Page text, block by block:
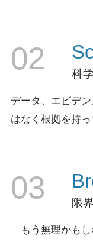
02 科
データ、エビデ
はなく根拠を持
03 限
「もう無理かも